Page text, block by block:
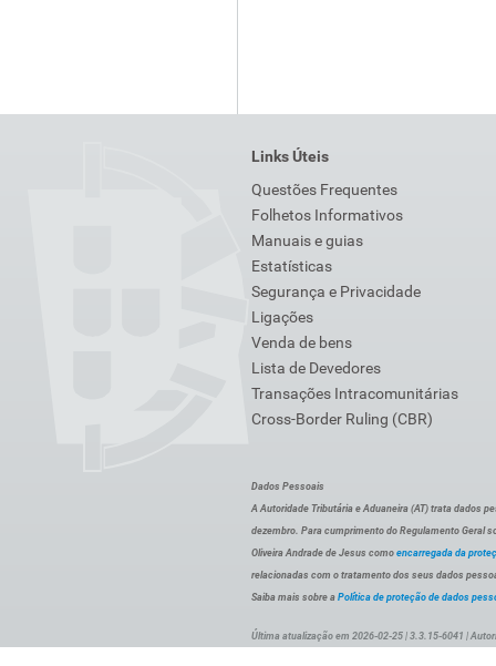
Links Úteis
Questões Frequentes
Folhetos Informativos
Manuais e guias
Estatísticas
Segurança e Privacidade
Ligações
Venda de bens
Lista de Devedores
Transações Intracomunitárias
Cross-Border Ruling (CBR)
Dados Pessoais
A Autoridade Tributária e Aduaneira (AT) trata dados
dezembro. Para cumprimento do Regulamento Geral
Oliveira Andrade de Jesus como encarregada da
relacionadas com o tratamento dos seus dados
Saiba mais sobre a Política de proteção de dados
Última atualização em 2026-02-25 | 3.3.15-6041 |